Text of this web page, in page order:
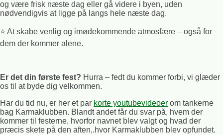
og være frisk næste dag eller gå videre i byen, uden
nødvendigvis at ligge på langs hele næste dag.
⭐️ At skabe venlig og imødekommende atmosfære – også for
dem der kommer alene.
Er det din første fest? Hurra – fedt du kommer forbi, vi glæder
os til at byde dig velkommen.
Har du tid nu, er her et par korte youtubevideoer om tankerne
bag Karmaklubben. Blandt andet får du svar på, hvem der
kommer til festerne, hvorfor navnet blev valgt og hvad der
præcis skete på den aften,.hvor Karmaklubben blev opfundet.